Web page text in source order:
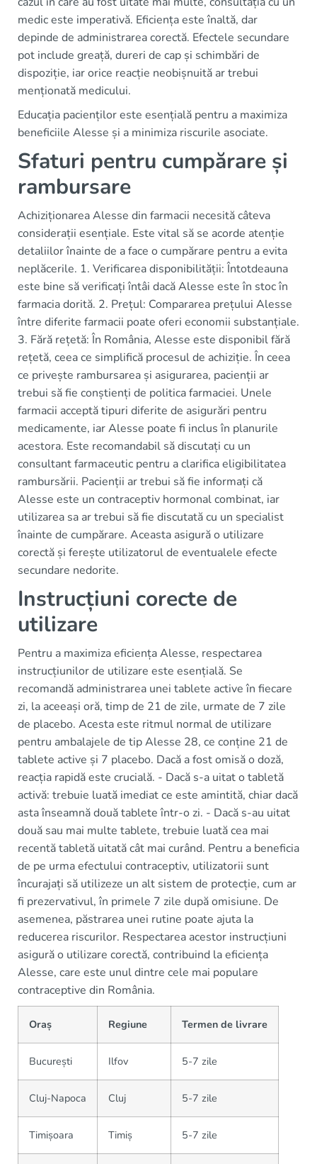
medic este imperativă. Eficiența este înaltă, dar
depinde de administrarea corectă. Efectele secundare
pot include greață, dureri de cap și schimbări de
dispoziție, iar orice reacție neobișnuită ar trebui
menționată medicului.
Educația pacienților este esențială pentru a maximiza
beneficiile Alesse și a minimiza riscurile asociate.
Sfaturi pentru cumpărare și
rambursare
Achiziționarea Alesse din farmacii necesită câteva
considerații esențiale. Este vital să se acorde atenție
detaliilor înainte de a face o cumpărare pentru a evita
neplăcerile. 1. Verificarea disponibilității: Întotdeauna
este bine să verificați întâi dacă Alesse este în stoc în
farmacia dorită. 2. Prețul: Compararea prețului Alesse
între diferite farmacii poate oferi economii substanțiale.
3. Fără rețetă: În România, Alesse este disponibil fără
rețetă, ceea ce simplifică procesul de achiziție. În ceea
ce privește rambursarea și asigurarea, pacienții ar
trebui să fie conștienți de politica farmaciei. Unele
farmacii acceptă tipuri diferite de asigurări pentru
medicamente, iar Alesse poate fi inclus în planurile
acestora. Este recomandabil să discutați cu un
consultant farmaceutic pentru a clarifica eligibilitatea
rambursării. Pacienții ar trebui să fie informați că
Alesse este un contraceptiv hormonal combinat, iar
utilizarea sa ar trebui să fie discutată cu un specialist
înainte de cumpărare. Aceasta asigură o utilizare
corectă și ferește utilizatorul de eventualele efecte
secundare nedorite.
Instrucțiuni corecte de
utilizare
Pentru a maximiza eficiența Alesse, respectarea
instrucțiunilor de utilizare este esențială. Se
recomandă administrarea unei tablete active în fiecare
zi, la aceeași oră, timp de 21 de zile, urmate de 7 zile
de placebo. Acesta este ritmul normal de utilizare
pentru ambalajele de tip Alesse 28, ce conține 21 de
tablete active și 7 placebo. Dacă a fost omisă o doză,
reacția rapidă este crucială. - Dacă s-a uitat o tabletă
activă: trebuie luată imediat ce este amintită, chiar dacă
asta înseamnă două tablete într-o zi. - Dacă s-au uitat
două sau mai multe tablete, trebuie luată cea mai
recentă tabletă uitată cât mai curând. Pentru a beneficia
de pe urma efectului contraceptiv, utilizatorii sunt
încurajați să utilizeze un alt sistem de protecție, cum ar
fi prezervativul, în primele 7 zile după omisiune. De
asemenea, păstrarea unei rutine poate ajuta la
reducerea riscurilor. Respectarea acestor instrucțiuni
asigură o utilizare corectă, contribuind la eficiența
Alesse, care este unul dintre cele mai populare
contraceptive din România.
Oraș Regiune Termen de livrare
București Ilfov 5-7 zile
Cluj-Napoca Cluj 5-7 zile
Timișoara Timiș 5-7 zile